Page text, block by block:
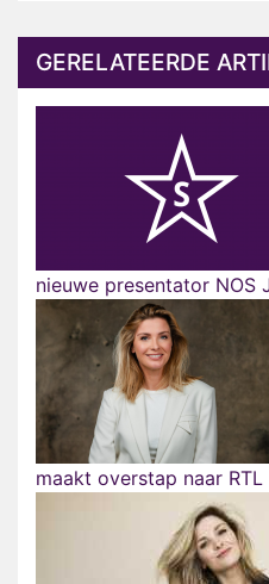
GERELATEERDE
nieuwe presentator NOS
maakt overstap naar RTL